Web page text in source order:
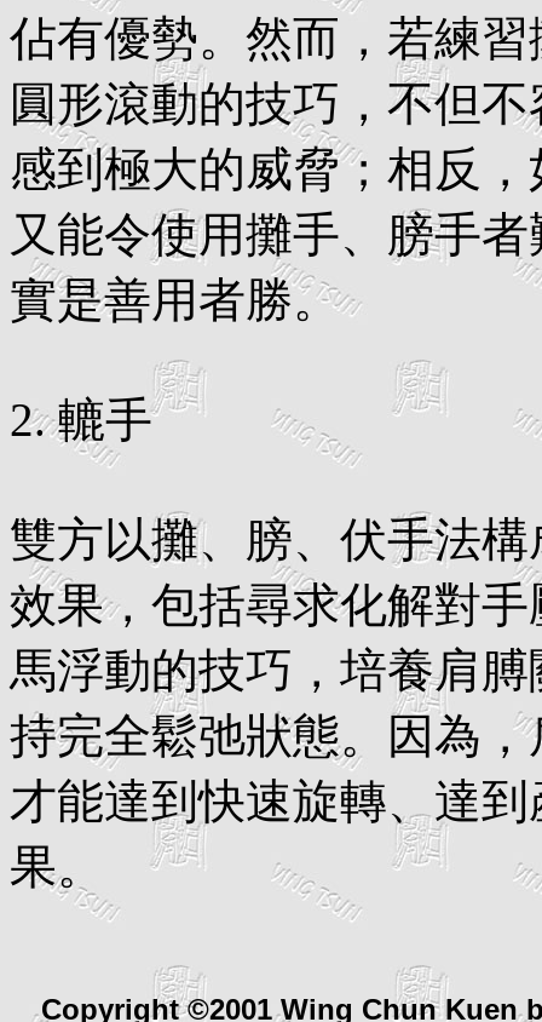
佔有優勢。然而，若練
圓形滾動的技巧，不但
感到極大的威脅；相反
又能令使用攤手、膀手
實是善用者勝。
2. 轆手
雙方以攤、膀、伏手法
效果，包括尋求化解對
馬浮動的技巧，培養肩
持完全鬆弛狀態。因為
才能達到快速旋轉、達
果。
Copyright ©2001 Wing Chun Kuen